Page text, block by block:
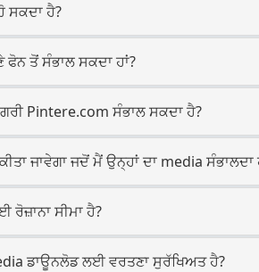
ਸਕਦਾ ਹੈ?
ਤੋਂ ਸੰਭਾਲ ਸਕਦਾ ਹਾਂ?
Pintere.com ਸੰਭਾਲ ਸਕਦਾ ਹੈ?
ਜਾਵੇਗਾ ਜਦੋਂ ਮੈਂ ਉਨ੍ਹਾਂ ਦਾ media ਸੰਭਾਲਦਾ
ਰੋਜ਼ਾਨਾ ਸੀਮਾ ਹੈ?
ਡਾਊਨਲੋਡ ਲਈ ਵਰਤਣਾ ਸੁਰੱਖਿਅਤ ਹੈ?